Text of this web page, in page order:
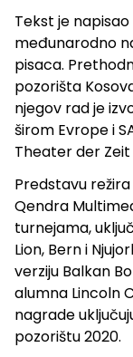
Tekst je
međunarodno
pisaca.
pozorišta
njegov rad je
širom Evrope i
Theater der Zeit
Predstavu
Qendra
turnejama,
Lion, Bern i
verziju Balkan
alumna Lincoln
nagrade
pozorištu 2020.